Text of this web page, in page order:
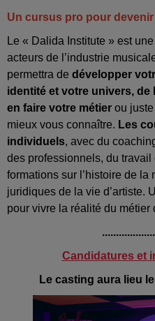
Un cursus pro pour
Le « Dalida Institute » est
acteurs de l’industrie
permettra de développer
identité et votre univers,
en faire votre métier ou
mieux vous connaître. Les
individuels, avec du
des professionnels, du
formations sur l’histoire de la
juridiques de la vie d’artiste.
pour vivre la réalité du métier
Candidatures et
Le casting aura lieu